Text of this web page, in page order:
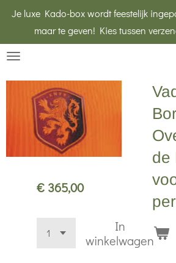
Ga
hoofdinhoud
Je luxe Kado-box wordt feestelijk
maar te geven! Kies tussen
de
€ 365,00
In
winkelwagen